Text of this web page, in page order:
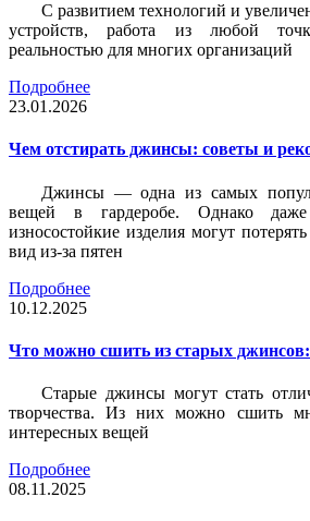
С развитием технологий и
устройств, работа из любой
реальностью для многих организаций
Подробнее
23.01.2026
Чем отстирать джинсы: советы и
Джинсы — одна из самых
вещей в гардеробе. Однако
износостойкие изделия могут
вид из-за пятен
Подробнее
10.12.2025
Что можно сшить из старых
Старые джинсы могут стать
творчества. Из них можно сшить
интересных вещей
Подробнее
08.11.2025